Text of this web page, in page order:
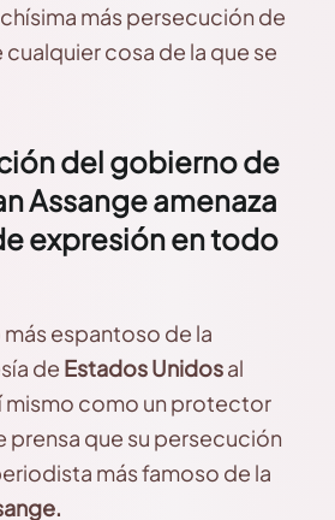
más persecución de
cosa de la que se
del gobierno de
Assange amenaza
expresión en todo
espantoso de la
de Estados Unidosal
mismo como un protector
prensa que su persecución
más famoso de la